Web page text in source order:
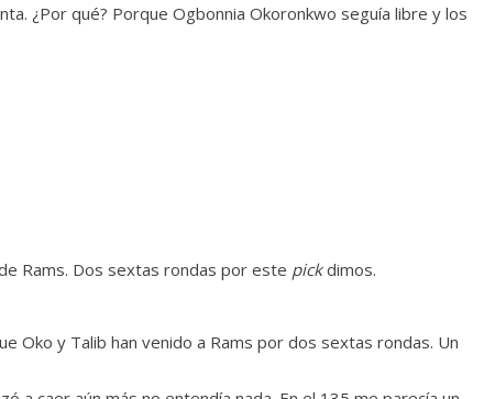
¿Por qué? Porque Ogbonnia Okoronkwo seguía libre y los
Rams. Dos sextas rondas por este pickdimos.
Oko y Talib han venido a Rams por dos sextas rondas. Un